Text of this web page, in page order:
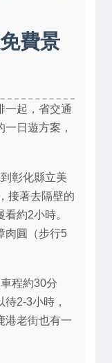
費景
一起，省交通
日遊方案，
彰化縣立美
接著去隔壁的
約2小時。
肉圓（步行5
程約30分
2-3小時，
港老街也有一